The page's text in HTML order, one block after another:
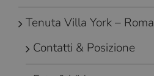
Tenuta Villa York – Roma
Contatti & Posizione